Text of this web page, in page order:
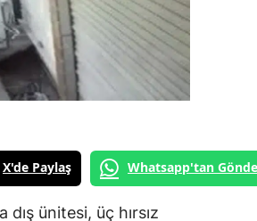
X'de Paylaş Whatsapp'tan
ünitesi, üç hırsız